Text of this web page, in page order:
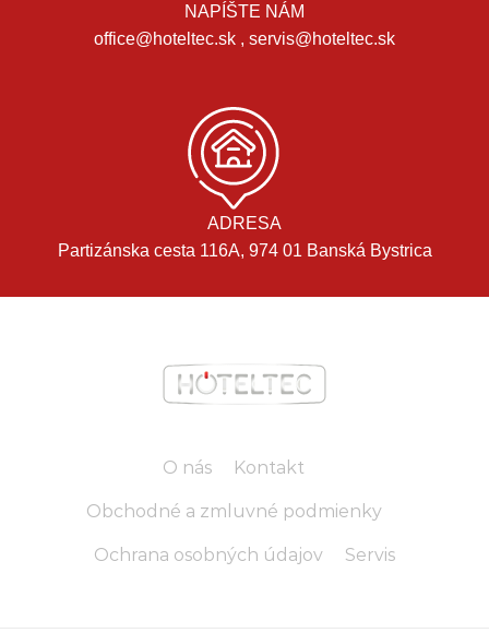
NAPÍŠTE NÁM
office@hoteltec.sk , servis@hoteltec.sk
ADRESA
Partizánska cesta 116A, 974 01 Banská Bystrica
O nás Kontakt
Obchodné a zmluvné podmienky
Ochrana osobných údajov Servis